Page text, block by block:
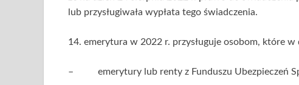
lub przysługiwała wypłata tego świadczenia.
14. emerytura w 2022 r. przysługuje osobom, które
– emerytury lub renty z Funduszu Ubezpieczeń